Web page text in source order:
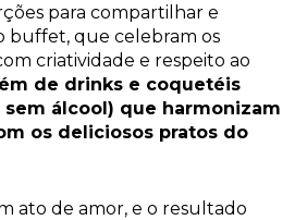
para compartilhar e
buffet, que celebram os
criatividade e respeito ao
de drinks e coquetéis
álcool) que harmonizam
os deliciosos pratos do
ato de amor, e o resultado